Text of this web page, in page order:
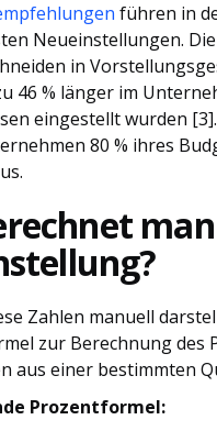
führen in
Neueinstellungen.
in
46 % länger im
eingestellt wurden
80 % ihres
Zahlen manuell
zur Berechnung des
aus einer bestimmten
Prozentformel: